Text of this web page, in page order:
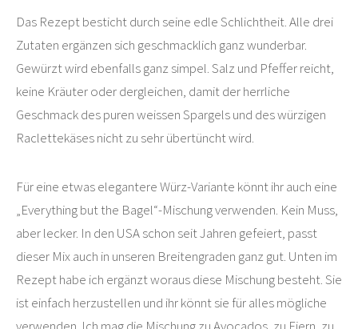
Das Rezept besticht durch seine edle Schlichtheit. Alle drei
Zutaten ergänzen sich geschmacklich ganz wunderbar.
Gewürzt wird ebenfalls ganz simpel. Salz und Pfeffer reicht,
keine Kräuter oder dergleichen, damit der herrliche
Geschmack des puren weissen Spargels und des würzigen
Raclettekäses nicht zu sehr übertüncht wird.
Für eine etwas elegantere Würz-Variante könnt ihr auch eine
„Everything but the Bagel“-Mischung verwenden. Kein Muss,
aber lecker. In den USA schon seit Jahren gefeiert, passt
dieser Mix auch in unseren Breitengraden ganz gut. Unten im
Rezept habe ich ergänzt woraus diese Mischung besteht. Sie
ist einfach herzustellen und ihr könnt sie für alles mögliche